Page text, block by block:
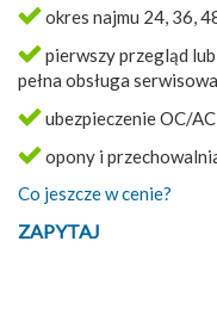
okres najmu 24, 36,
pierwszy przegląd
pełna obsługa serwisowa
ubezpieczenie OC/
opony i
Co jeszcze w cenie?
ZAPYTAJ